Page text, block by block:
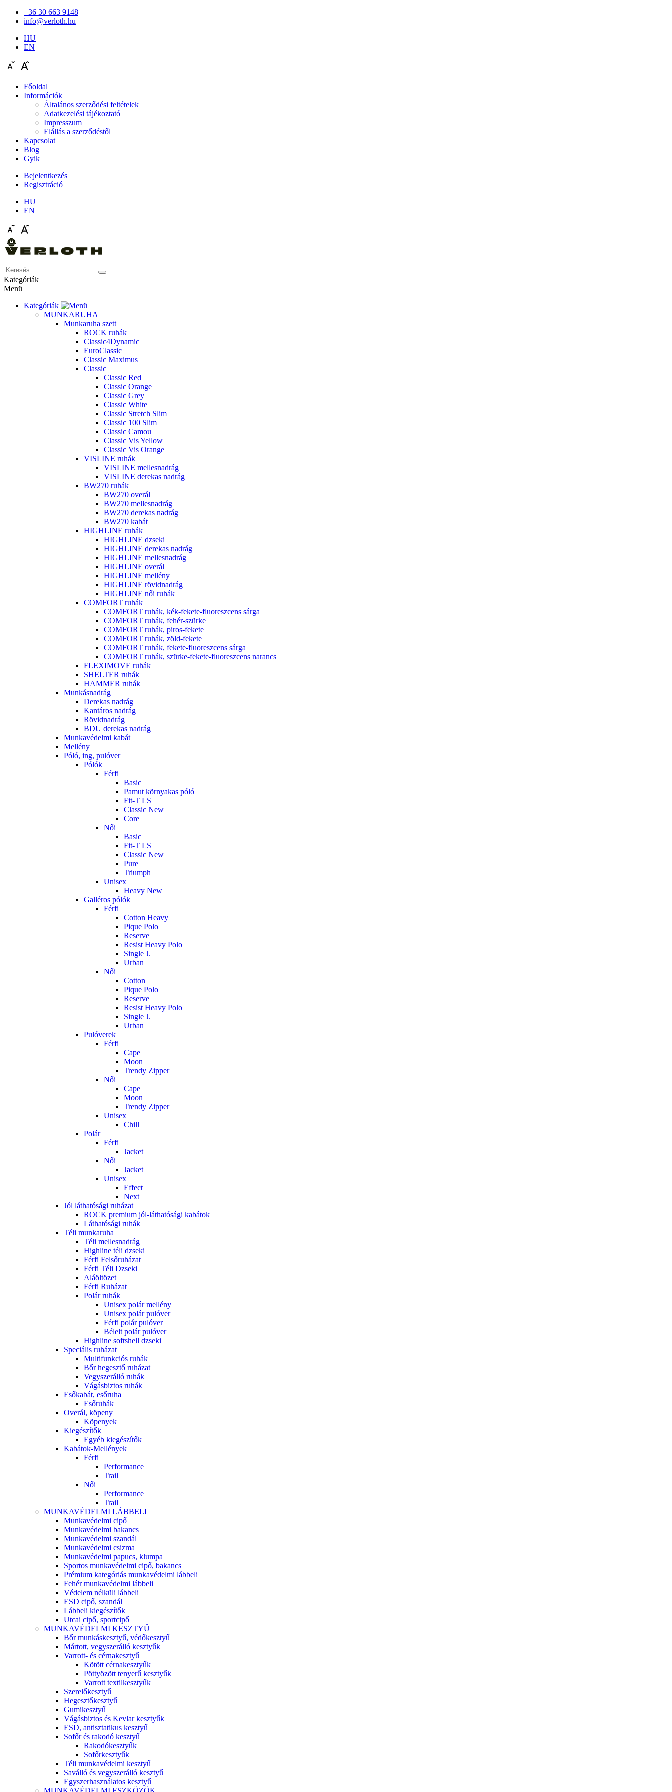
+36 30 663 9148
info@verloth.hu
HU
EN
Főoldal
Információk
Általános szerződési feltételek
Adatkezelési tájékoztató
Impresszum
Elállás a szerződéstől
Kapcsolat
Blog
Gyik
Bejelentkezés
Regisztráció
HU
EN
Kategóriák
Menü
Kategóriák
MUNKARUHA
Munkaruha szett
ROCK ruhák
Classic4Dynamic
EuroClassic
Classic Maximus
Classic
Classic Red
Classic Orange
Classic Grey
Classic White
Classic Stretch Slim
Classic 100 Slim
Classic Camou
Classic Vis Yellow
Classic Vis Orange
VISLINE ruhák
VISLINE mellesnadrág
VISLINE derekas nadrág
BW270 ruhák
BW270 overál
BW270 mellesnadrág
BW270 derekas nadrág
BW270 kabát
HIGHLINE ruhák
HIGHLINE dzseki
HIGHLINE derekas nadrág
HIGHLINE mellesnadrág
HIGHLINE overál
HIGHLINE mellény
HIGHLINE rövidnadrág
HIGHLINE női ruhák
COMFORT ruhák
COMFORT ruhák, kék-fekete-fluoreszcens sárga
COMFORT ruhák, fehér-szürke
COMFORT ruhák, piros-fekete
COMFORT ruhák, zöld-fekete
COMFORT ruhák, fekete-fluoreszcens sárga
COMFORT ruhák, szürke-fekete-fluoreszcens narancs
FLEXIMOVE ruhák
SHELTER ruhák
HAMMER ruhák
Munkásnadrág
Derekas nadrág
Kantáros nadrág
Rövidnadrág
BDU derekas nadrág
Munkavédelmi kabát
Mellény
Póló, ing, pulóver
Pólók
Férfi
Basic
Pamut környakas póló
Fit-T LS
Classic New
Core
Női
Basic
Fit-T LS
Classic New
Pure
Triumph
Unisex
Heavy New
Galléros pólók
Férfi
Cotton Heavy
Pique Polo
Reserve
Resist Heavy Polo
Single J.
Urban
Női
Cotton
Pique Polo
Reserve
Resist Heavy Polo
Single J.
Urban
Pulóverek
Férfi
Cape
Moon
Trendy Zipper
Női
Cape
Moon
Trendy Zipper
Unisex
Chill
Polár
Férfi
Jacket
Női
Jacket
Unisex
Effect
Next
Jól láthatósági ruházat
ROCK premium jól-láthatósági kabátok
Láthatósági ruhák
Téli munkaruha
Téli mellesnadrág
Highline téli dzseki
Férfi Felsőruházat
Férfi Téli Dzseki
Aláöltözet
Férfi Ruházat
Polár ruhák
Unisex polár mellény
Unisex polár pulóver
Férfi polár pulóver
Bélelt polár pulóver
Highline softshell dzseki
Speciális ruházat
Multifunkciós ruhák
Bőr hegesztő ruházat
Vegyszerálló ruhák
Vágásbiztos ruhák
Esőkabát, esőruha
Esőruhák
Overál, köpeny
Köpenyek
Kiegészítők
Egyéb kiegészítők
Kabátok-Mellények
Férfi
Performance
Trail
Női
Performance
Trail
MUNKAVÉDELMI LÁBBELI
Munkavédelmi cipő
Munkavédelmi bakancs
Munkavédelmi szandál
Munkavédelmi csizma
Munkavédelmi papucs, klumpa
Sportos munkavédelmi cipő, bakancs
Prémium kategóriás munkavédelmi lábbeli
Fehér munkavédelmi lábbeli
Védelem nélküli lábbeli
ESD cipő, szandál
Lábbeli kiegészítők
Utcai cipő, sportcipő
MUNKAVÉDELMI KESZTYŰ
Bőr munkáskesztyű, védőkesztyű
Mártott, vegyszerálló kesztyűk
Varrott- és cérnakesztyű
Kötött cérnakesztyűk
Pöttyözött tenyerű kesztyűk
Varrott textilkesztyűk
Szerelőkesztyű
Hegesztőkesztyű
Gumikesztyű
Vágásbiztos és Kevlar kesztyűk
ESD, antisztatikus kesztyű
Sofőr és rakodó kesztyű
Rakodókesztyűk
Sofőrkesztyűk
Téli munkavédelmi kesztyű
Saválló és vegyszerálló kesztyű
Egyszerhasználatos kesztyű